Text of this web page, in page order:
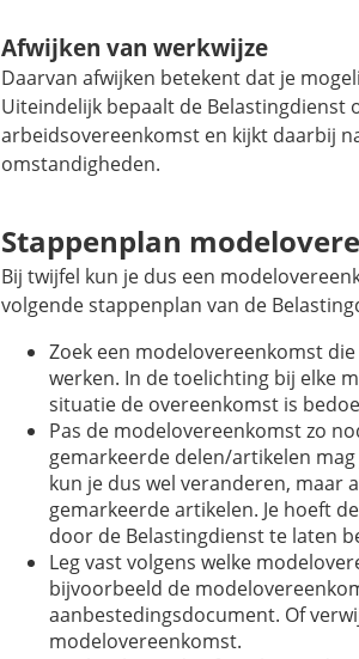
Afwijken van werkwijze
Daarvan afwijken betekent dat je
Uiteindelijk bepaalt de Belastingdienst
arbeidsovereenkomst en kijkt daarbij
omstandigheden.
Stappenplan
Bij twijfel kun je dus een
volgende stappenplan van de
Zoek een modelovereenkomst
werken. In de toelichting bij elke
situatie de overeenkomst is
Pas de modelovereenkomst zo
gemarkeerde delen/artikelen
kun je dus wel veranderen, maar
gemarkeerde artikelen. Je hoeft
door de Belastingdienst te laten
Leg vast volgens welke
bijvoorbeeld de
aanbestedingsdocument. Of
modelovereenkomst.